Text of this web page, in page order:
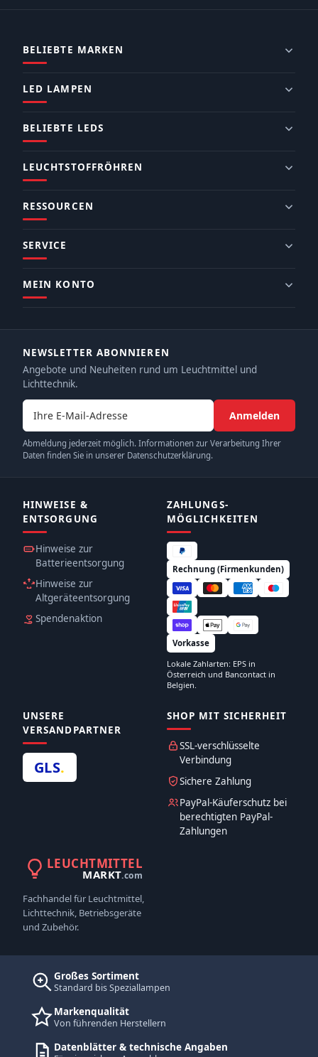
BELIEBTE MARKEN
LED LAMPEN
BELIEBTE LEDS
LEUCHTSTOFFRÖHREN
RESSOURCEN
SERVICE
MEIN KONTO
NEWSLETTER ABONNIEREN
Angebote und Neuheiten rund um Leuchtmittel und
Lichttechnik.
E-Mail-Adresse
Anmelden
Abmeldung jederzeit möglich. Informationen zur Verarbeitung Ihrer
Daten finden Sie in unserer Datenschutzerklärung.
HINWEISE &
ENTSORGUNG
Hinweise zur
Batterieentsorgung
Hinweise zur
Altgeräteentsorgung
Spendenaktion
ZAHLUNGS­
MÖGLICHKEITEN
Rechnung (Firmenkunden)
Vorkasse
Lokale Zahlarten: EPS in
Österreich und Bancontact in
Belgien.
UNSERE
VERSANDPARTNER
GLS.
SHOP MIT SICHERHEIT
SSL-verschlüsselte
Verbindung
Sichere Zahlung
PayPal-Käuferschutz bei
berechtigten PayPal-
Zahlungen
LEUCHTMITTEL
MARKT.com
Fachhandel für Leuchtmittel,
Lichttechnik, Betriebsgeräte
und Zubehör.
Großes Sortiment
Standard bis Speziallampen
Markenqualität
Von führenden Herstellern
Datenblätter & technische Angaben